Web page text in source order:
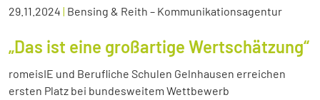
29.11.2024 | Bensing & Reith – Kommunikationsagentur
„Das ist eine großartige Wertschätzung“
romeisIE und Berufliche Schulen Gelnhausen erreichen
ersten Platz bei bundesweitem Wettbewerb